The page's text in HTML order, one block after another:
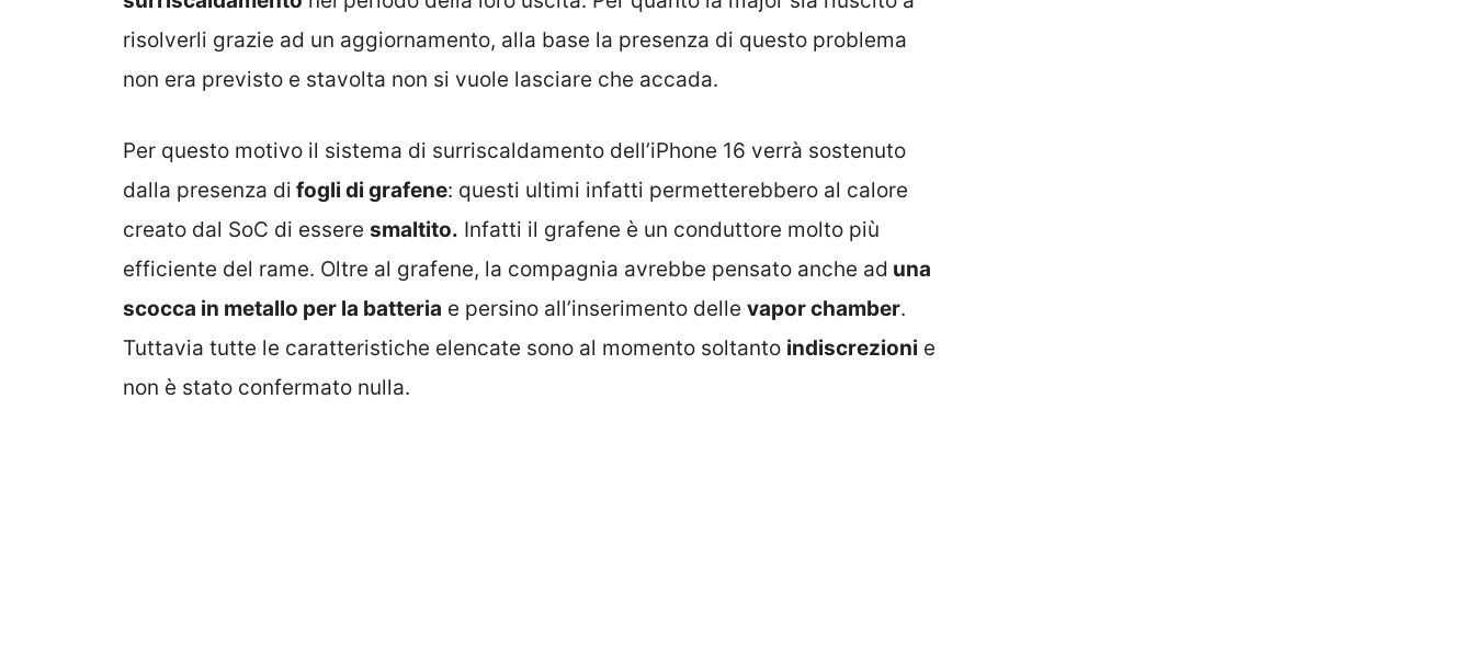
risolverli grazie ad un aggiornamento, alla base la presenza di questo problema
non era previsto e stavolta non si vuole lasciare che accada.
Per questo motivo il sistema di surriscaldamento dell’iPhone 16 verrà sostenuto
dalla presenza di fogli di grafene: questi ultimi infatti permetterebbero al calore
creato dal SoC di essere smaltito. Infatti il grafene è un conduttore molto più
efficiente del rame. Oltre al grafene, la compagnia avrebbe pensato anche ad una
scocca in metallo per la batteria e persino all’inserimento delle vapor chamber.
Tuttavia tutte le caratteristiche elencate sono al momento soltanto indiscrezioni e
non è stato confermato nulla.